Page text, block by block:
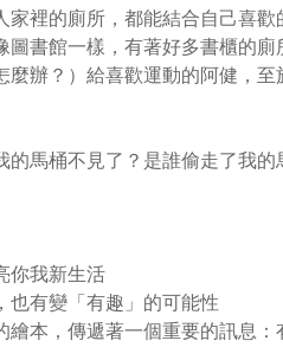
裡的廁所，都能結合自己喜歡
圖書館一樣，有著好多書櫃的
麼辦？）給喜歡運動的阿健，
桶不見了？是誰偷走了我的
我新生活
有變「有趣」的可能性
本，傳遞著一個重要的訊息：